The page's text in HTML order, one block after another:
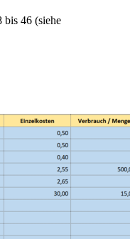
bis 46 (siehe